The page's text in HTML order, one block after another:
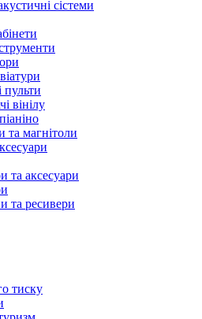
сістеми
вінілу
та магнітоли
та аксесуари
та ресивери
тиску